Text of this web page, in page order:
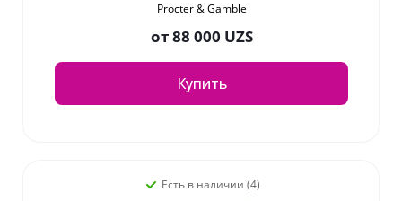
Procter & Gamble
от88 000 UZS
Купить
Есть в наличии (4)